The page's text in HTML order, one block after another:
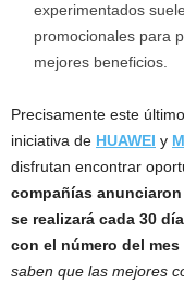
experimentados
promocionales para
mejores beneficios.
Precisamente este
iniciativa de HUAWEI y
disfrutan encontrar
compañías
se realizará cada 30
con el número del mes
saben que las mejores